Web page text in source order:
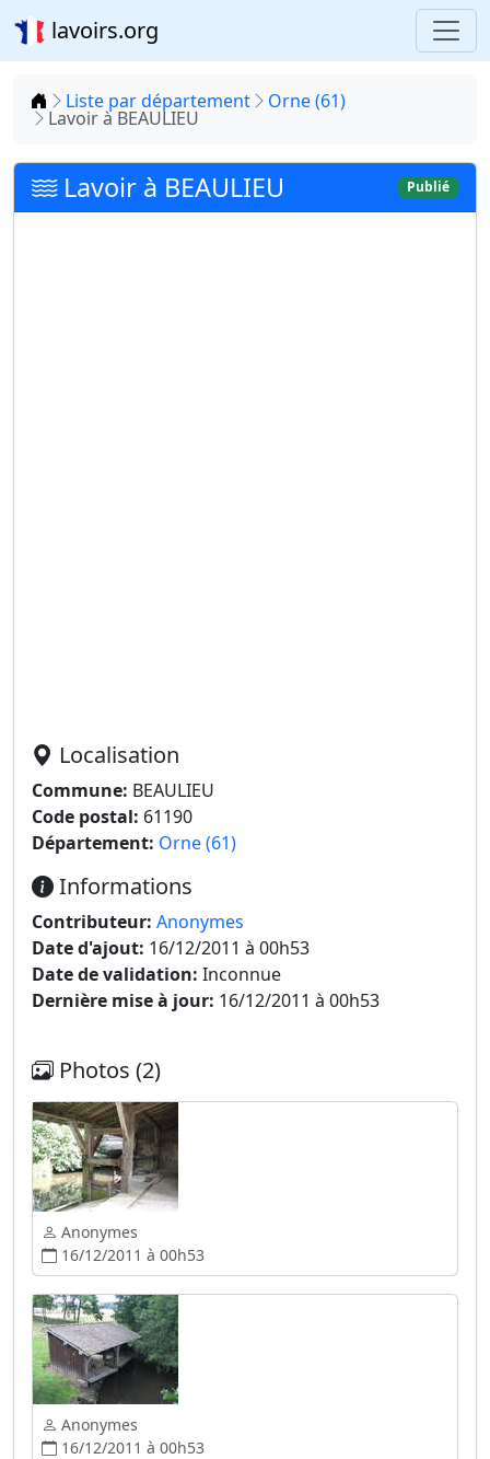
lavoirs.org
Accueil
Liste par département Orne (61)
Lavoir à BEAULIEU
Lavoir à BEAULIEU Publié
Localisation
Commune: BEAULIEU
Code postal: 61190
Département: Orne (61)
Informations
Contributeur: Anonymes
Date d'ajout: 16/12/2011 à 00h53
Date de validation: Inconnue
Dernière mise à jour: 16/12/2011 à 00h53
Photos (2)
Anonymes
16/12/2011 à 00h53
Anonymes
16/12/2011 à 00h53